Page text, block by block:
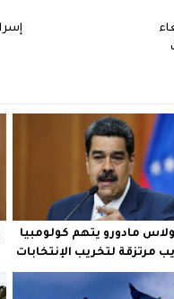
مادورو يتهم كولومبيا
مرتزقة لتخريب الإنتخابات